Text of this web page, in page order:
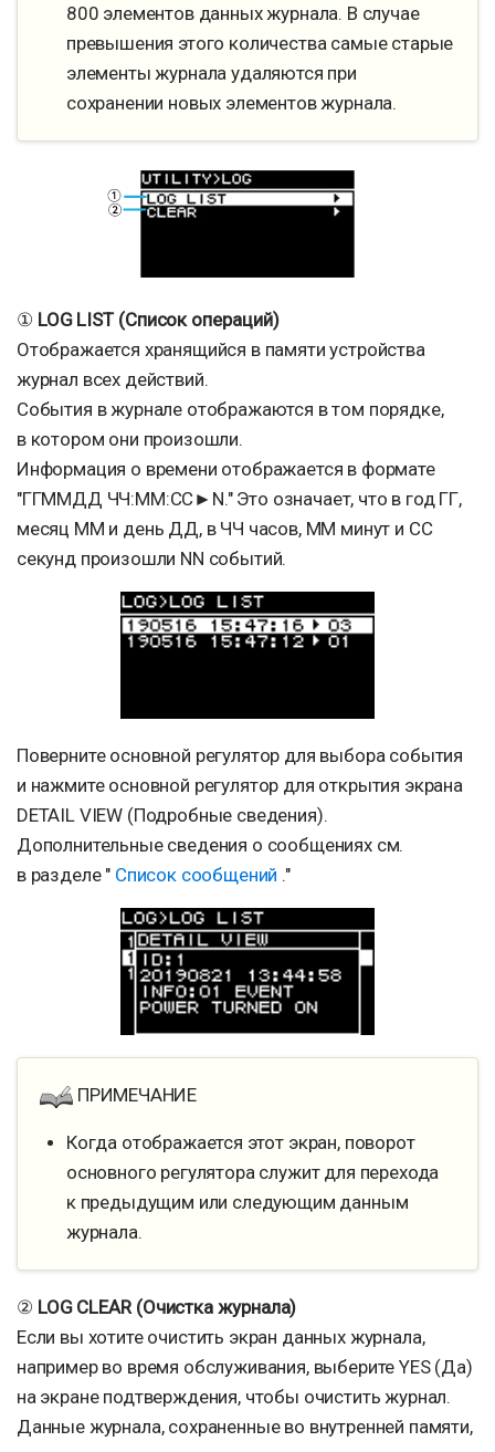
800 элементов данных журнала. В случае
превышения этого количества самые старые
элементы журнала удаляются при
сохранении новых элементов журнала.
① LOG LIST (Список операций)
Отображается хранящийся в памяти устройства
журнал всех действий.
События в журнале отображаются в том порядке,
в котором они произошли.
Информация о времени отображается в формате
"ГГММДД ЧЧ:ММ:СС►N." Это означает, что в год ГГ,
месяц ММ и день ДД, в ЧЧ часов, ММ минут и СС
секунд произошли NN событий.
Поверните основной регулятор для выбора события
и нажмите основной регулятор для открытия экрана
DETAIL VIEW (Подробные сведения).
Дополнительные сведения о сообщениях см.
в разделе " Список сообщений ."
ПРИМЕЧАНИЕ
Когда отображается этот экран, поворот
основного регулятора служит для перехода
к предыдущим или следующим данным
журнала.
② LOG CLEAR (Очистка журнала)
Если вы хотите очистить экран данных журнала,
например во время обслуживания, выберите YES (Да)
на экране подтверждения, чтобы очистить журнал.
Данные журнала, сохраненные во внутренней памяти,